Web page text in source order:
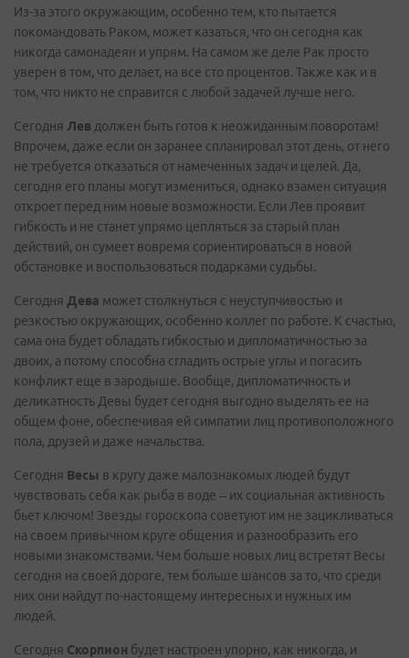
Из-за этого окружающим, особенно тем, кто пытается
покомандовать Раком, может казаться, что он сегодня как
никогда самонадеян и упрям. На самом же деле Рак просто
уверен в том, что делает, на все сто процентов. Также как и в
том, что никто не справится с любой задачей лучше него.
Сегодня Лев должен быть готов к неожиданным поворотам!
Впрочем, даже если он заранее спланировал этот день, от него
не требуется отказаться от намеченных задач и целей. Да,
сегодня его планы могут измениться, однако взамен ситуация
откроет перед ним новые возможности. Если Лев проявит
гибкость и не станет упрямо цепляться за старый план
действий, он сумеет вовремя сориентироваться в новой
обстановке и воспользоваться подарками судьбы.
Сегодня Дева может столкнуться с неуступчивостью и
резкостью окружающих, особенно коллег по работе. К счастью,
сама она будет обладать гибкостью и дипломатичностью за
двоих, а потому способна сгладить острые углы и погасить
конфликт еще в зародыше. Вообще, дипломатичность и
деликатность Девы будет сегодня выгодно выделять ее на
общем фоне, обеспечивая ей симпатии лиц противоположного
пола, друзей и даже начальства.
Сегодня Весы в кругу даже малознакомых людей будут
чувствовать себя как рыба в воде – их социальная активность
бьет ключом! Звезды гороскопа советуют им не зацикливаться
на своем привычном круге общения и разнообразить его
новыми знакомствами. Чем больше новых лиц встретят Весы
сегодня на своей дороге, тем больше шансов за то, что среди
них они найдут по-настоящему интересных и нужных им
людей.
Сегодня Скорпион будет настроен упорно, как никогда, и